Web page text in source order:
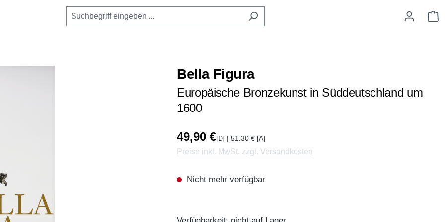
Bella Figura
Europäische Bronzekunst in Süddeutschland um
1600
49,90 €[D] | 51.30 € [A]
Preise inkl. MwSt. zzgl. Versandkosten
Nicht mehr verfügbar